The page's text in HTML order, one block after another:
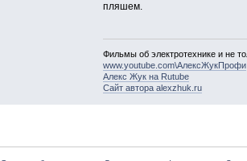
пляшем.
Фильмы об электротехнике и не
www.youtube.com\АлексЖукПрофи
Алекс Жук на Rutube
Сайт автора alexzhuk.ru